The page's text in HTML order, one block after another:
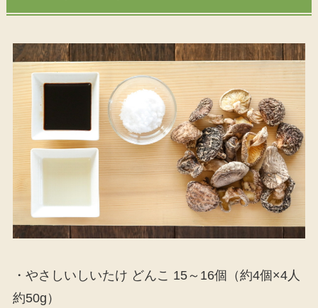
・やさしいしいたけ どんこ 15～16個（約4個×4人
約50g）